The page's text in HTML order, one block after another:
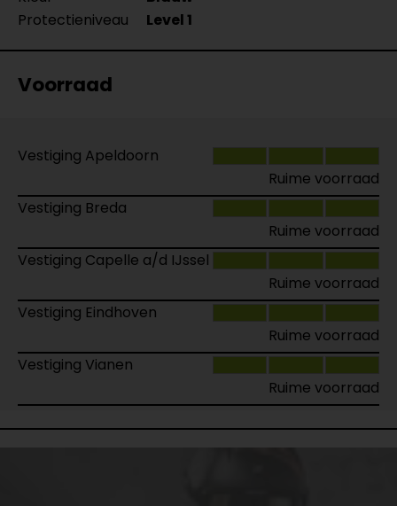
Protectieniveau
Level 1
Voorraad
Vestiging Apeldoorn
Ruime voorraad
Vestiging Breda
Ruime voorraad
Vestiging Capelle a/d IJssel
Ruime voorraad
Vestiging Eindhoven
Ruime voorraad
Vestiging Vianen
Ruime voorraad